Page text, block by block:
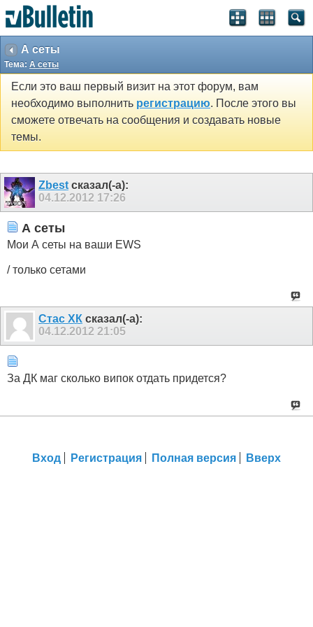
А сеты
Тема: А сеты
Если это ваш первый визит на этот форум, вам
необходимо выполнить регистрацию. После этого вы
сможете отвечать на сообщения и создавать новые
темы.
Zbest сказал(-а):
04.12.2012 17:26
А сеты
Мои А сеты на ваши EWS
/ только сетами
Стас ХК сказал(-а):
04.12.2012 21:05
За ДК маг сколько випок отдать придется?
Вход Регистрация Полная версия Вверх